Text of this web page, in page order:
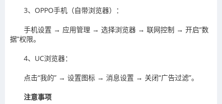
‌3、OPPO手机（自带浏览器）‌：
手机设置 → 应用管理 → 选择浏览器 → 联网控制 → 开启“数
据”权限。‌‌
4‌、UC浏览器‌：
点击“我的” → 设置图标 → 消息设置 → 关闭“广告过滤”。‌‌
注意事项